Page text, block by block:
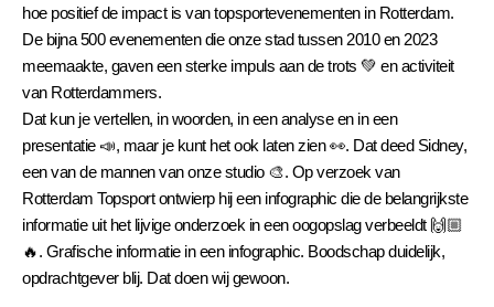
hoe positief de impact is van topsportevenementen in Rotterdam.
De bijna 500 evenementen die onze stad tussen 2010 en 2023
meemaakte, gaven een sterke impuls aan de trots 💚 en activiteit
van Rotterdammers.
Dat kun je vertellen, in woorden, in een analyse en in een
presentatie 📣, maar je kunt het ook laten zien 👀. Dat deed Sidney,
een van de mannen van onze studio 🎨. Op verzoek van
Rotterdam Topsport ontwierp hij een infographic die de belangrijkste
informatie uit het lijvige onderzoek in een oogopslag verbeeldt 🙌🏼
🔥. Grafische informatie in een infographic. Boodschap duidelijk,
opdrachtgever blij. Dat doen wij gewoon.